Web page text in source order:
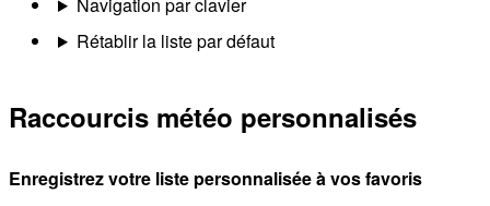
Rétablir la liste par défaut
Raccourcis météo personnalisés
Enregistrez votre liste personnalisée à vos favoris